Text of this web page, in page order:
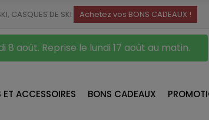
CASQUES DE SKI Achetez vos BONS CADEAUX !
8 août. Reprise le lundi 17 août au matin.
ET ACCESSOIRES BONS CADEAUX